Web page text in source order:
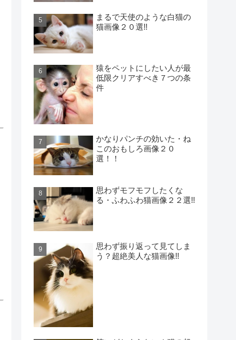
まるで天使のような白猫の
猫画像２０選!!
猿をペットにしたい人が最
低限クリアすべき７つの条
件
かなりパンチの効いた・ね
このおもしろ画像２０
選！！
思わずモフモフしたくな
る・ふわふわ猫画像２２選!!
思わず振り返って見てしま
う？超絶美人な猫画像!!